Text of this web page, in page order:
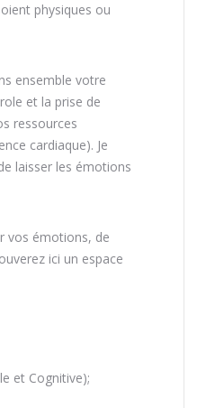
physiques ou
ensemble votre
et la prise de
ressources
cardiaque). Je
laisser les émotions
vos émotions, de
ici un espace
et Cognitive);